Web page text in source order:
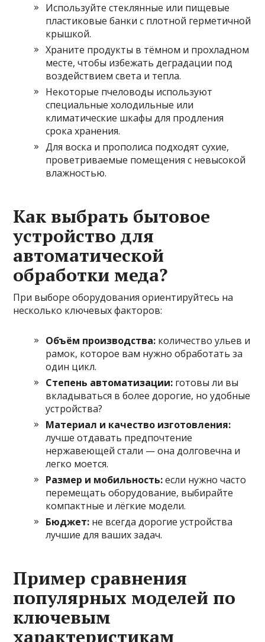
Используйте стеклянные или пищевые
пластиковые банки с плотной герметичной
крышкой.
Храните продукты в тёмном и прохладном
месте, чтобы избежать деградации под
воздействием света и тепла.
Некоторые пчеловоды используют
специальные холодильные или
климатические шкафы для продления
срока хранения.
Для воска и прополиса подходят сухие,
проветриваемые помещения с невысокой
влажностью.
Как выбрать бытовое
устройство для
автоматической
обработки меда?
При выборе оборудования ориентируйтесь на
несколько ключевых факторов:
Объём производства: количество ульев и
рамок, которое вам нужно обработать за
один цикл.
Степень автоматизации: готовы ли вы
вкладываться в более дорогие, но удобные
устройства?
Материал и качество изготовления:
лучше отдавать предпочтение
нержавеющей стали — она долговечна и
легко моется.
Размер и мобильность:если нужно часто
перемещать оборудование, выбирайте
компактные и лёгкие модели.
Бюджет: не всегда дорогие устройства
лучшие для ваших задач.
Пример сравнения
популярных моделей по
ключевым
характеристикам